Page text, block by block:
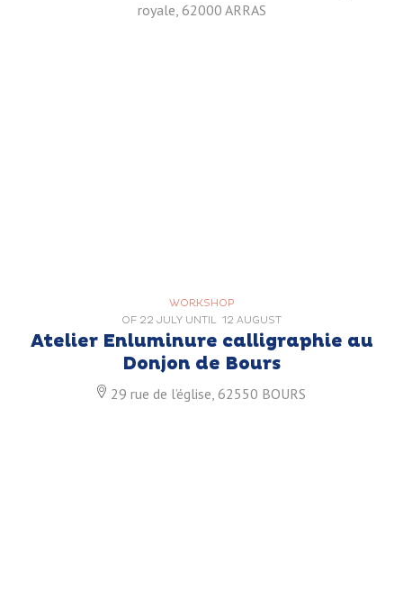
royale, 62000 ARRAS
WORKSHOP
OF 22 JULY UNTIL 12 AUGUST
Atelier Enluminure calligraphie au
Donjon de Bours
29 rue de l’église, 62550 BOURS